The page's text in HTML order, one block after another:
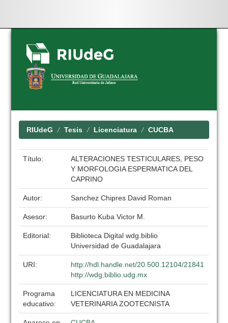
Skip
navigation
RIUdeG Tesis Licenciatura CUCBA
Título:
ALTERACIONES TESTICULARES, PESO
Y MORFOLOGIA ESPERMATICA DEL
CAPRINO
Autor: Sanchez Chipres David Roman
Asesor: Basurto Kuba Victor M.
Editorial:
Biblioteca Digital wdg.biblio
Universidad de Guadalajara
URI:
http://hdl.handle.net/20.500.12104/21841
http://wdg.biblio.udg.mx
Programa
educativo:
LICENCIATURA EN MEDICINA
VETERINARIA ZOOTECNISTA